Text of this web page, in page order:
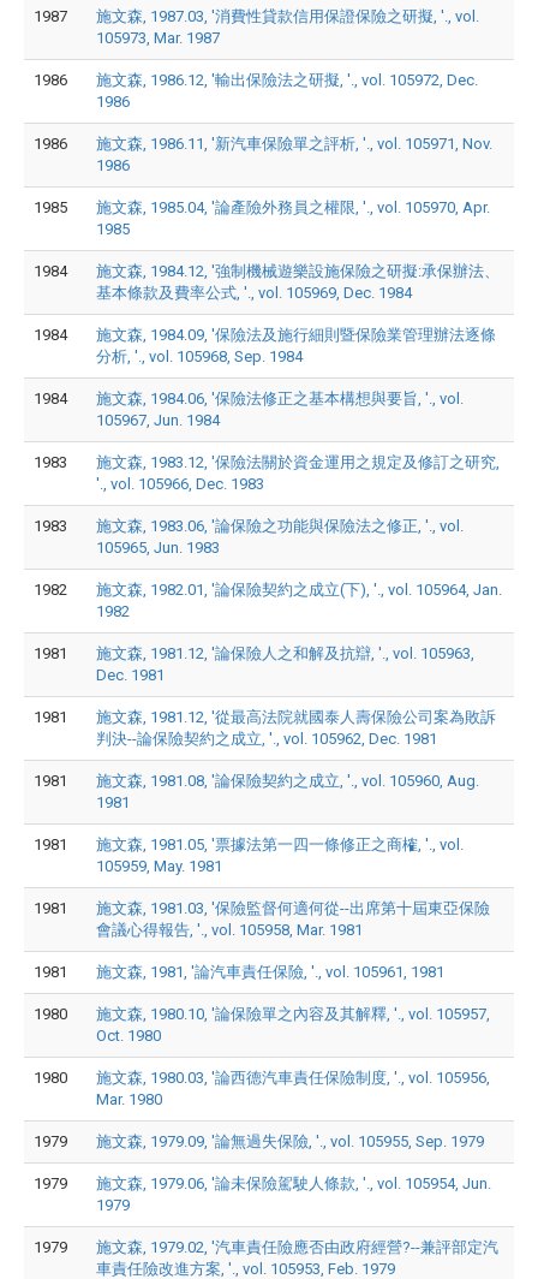
1987
施文森, 1987.03, '消費性貸款信用保證保險之研擬, '., vol.
105973, Mar. 1987
1986
施文森, 1986.12, '輸出保險法之研擬, '., vol. 105972, Dec.
1986
1986
施文森, 1986.11, '新汽車保險單之評析, '., vol. 105971, Nov.
1986
1985
施文森, 1985.04, '論產險外務員之權限, '., vol. 105970, Apr.
1985
1984
施文森, 1984.12, '強制機械遊樂設施保險之研擬:承保辦法、
基本條款及費率公式, '., vol. 105969, Dec. 1984
1984
施文森, 1984.09, '保險法及施行細則暨保險業管理辦法逐條
分析, '., vol. 105968, Sep. 1984
1984
施文森, 1984.06, '保險法修正之基本構想與要旨, '., vol.
105967, Jun. 1984
1983
施文森, 1983.12, '保險法關於資金運用之規定及修訂之研究,
'., vol. 105966, Dec. 1983
1983
施文森, 1983.06, '論保險之功能與保險法之修正, '., vol.
105965, Jun. 1983
1982
施文森, 1982.01, '論保險契約之成立(下), '., vol. 105964, Jan.
1982
1981
施文森, 1981.12, '論保險人之和解及抗辯, '., vol. 105963,
Dec. 1981
1981
施文森, 1981.12, '從最高法院就國泰人壽保險公司案為敗訴
判決--論保險契約之成立, '., vol. 105962, Dec. 1981
1981
施文森, 1981.08, '論保險契約之成立, '., vol. 105960, Aug.
1981
1981
施文森, 1981.05, '票據法第一四一條修正之商榷, '., vol.
105959, May. 1981
1981
施文森, 1981.03, '保險監督何適何從--出席第十屆東亞保險
會議心得報告, '., vol. 105958, Mar. 1981
1981 施文森, 1981, '論汽車責任保險, '., vol. 105961, 1981
1980
施文森, 1980.10, '論保險單之內容及其解釋, '., vol. 105957,
Oct. 1980
1980
施文森, 1980.03, '論西德汽車責任保險制度, '., vol. 105956,
Mar. 1980
1979 施文森, 1979.09, '論無過失保險, '., vol. 105955, Sep. 1979
1979
施文森, 1979.06, '論未保險駕駛人條款, '., vol. 105954, Jun.
1979
1979
施文森, 1979.02, '汽車責任險應否由政府經營?--兼評部定汽
車責任險改進方案, '., vol. 105953, Feb. 1979